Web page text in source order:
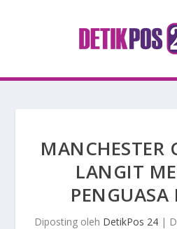
MANCHESTER
LANGIT
Diposting oleh DetikPos 24|